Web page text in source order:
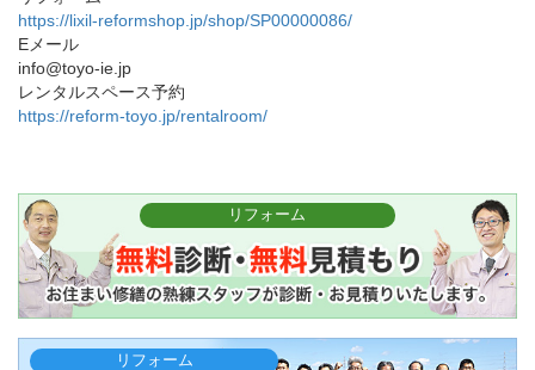
https://lixil-reformshop.jp/shop/SP00000086/
Eメール
info@toyo-ie.jp
レンタルスペース予約
https://reform-toyo.jp/rentalroom/
リフォーム
リフォーム